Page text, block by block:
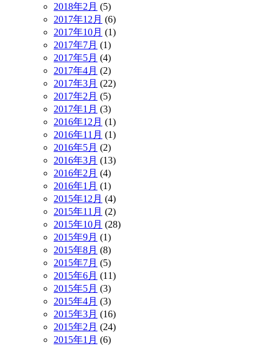
2018年2月 (5)
2017年12月 (6)
2017年10月 (1)
2017年7月 (1)
2017年5月 (4)
2017年4月 (2)
2017年3月 (22)
2017年2月 (5)
2017年1月 (3)
2016年12月 (1)
2016年11月 (1)
2016年5月 (2)
2016年3月 (13)
2016年2月 (4)
2016年1月 (1)
2015年12月 (4)
2015年11月 (2)
2015年10月 (28)
2015年9月 (1)
2015年8月 (8)
2015年7月 (5)
2015年6月 (11)
2015年5月 (3)
2015年4月 (3)
2015年3月 (16)
2015年2月 (24)
2015年1月 (6)